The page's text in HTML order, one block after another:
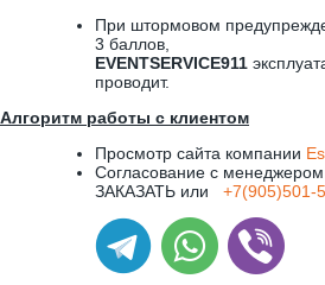
При штормовом
3 баллов,
EVENTSERVICE911
проводит.
Алгоритм работы с клиентом
Просмотр сайта компании
Согласование с
ЗАКАЗАТЬ или +7(905)501-